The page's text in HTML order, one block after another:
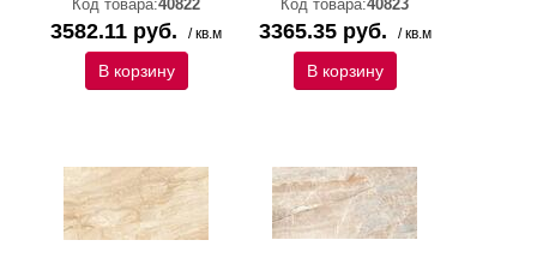
Код товара:40822
3582.11 руб. / кв.м
В корзину
Код товара:40823
3365.35 руб. / кв.м
В корзину